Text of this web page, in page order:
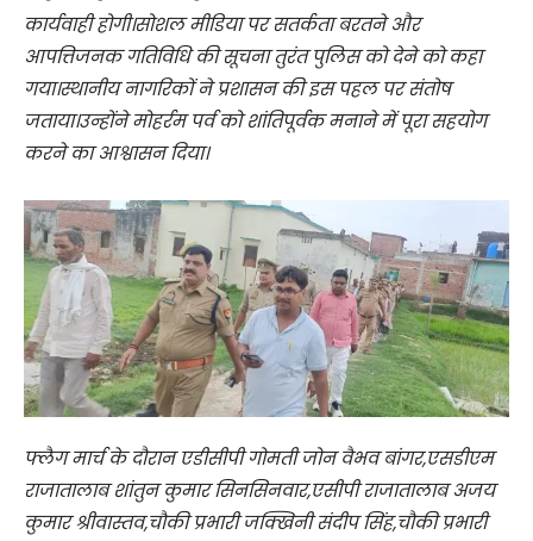
कार्यवाही होगी।सोशल मीडिया पर सतर्कता बरतने और
आपत्तिजनक गतिविधि की सूचना तुरंत पुलिस को देने को कहा
गया।स्थानीय नागरिकों ने प्रशासन की इस पहल पर संतोष
जताया।उन्होंने मोहर्रम पर्व को शांतिपूर्वक मनाने में पूरा सहयोग
करने का आश्वासन दिया।
फ्लैग मार्च के दौरान एडीसीपी गोमती जोन वैभव बांगर,एसडीएम
राजातालाब शांतुन कुमार सिनसिनवार,एसीपी राजातालाब अजय
कुमार श्रीवास्तव,चौकी प्रभारी जक्खिनी संदीप सिंह,चौकी प्रभारी